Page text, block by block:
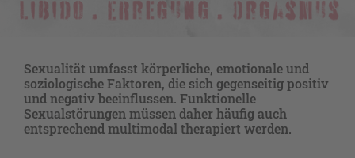
Sexualität umfasst körperliche, emotionale und
soziologische Faktoren, die sich gegenseitig positiv
und negativ beeinflussen. Funktionelle
Sexualstörungen müssen daher häufig auch
entsprechend multimodal therapiert werden.